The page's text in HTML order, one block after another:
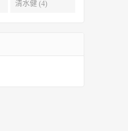
清水健 (4)